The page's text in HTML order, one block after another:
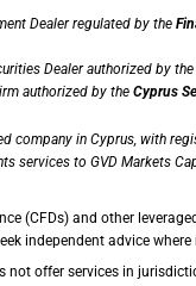
Dealer regulated by the
Dealer authorized by the
authorized by the Cyprus
company in Cyprus, with
services to GVD Markets
(CFDs) and other
independent advice where
not offer services in